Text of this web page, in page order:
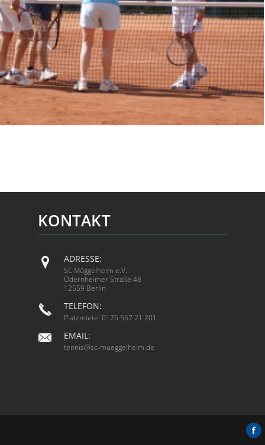
KONTAKT
ADRESSE:
SC Müggelheim e.V.
Odernheimer Straße 48
12559 Berlin
TELEFON:
Platzmiete: 0176 567 21 201
EMAIL:
tennis@sc-mueggelheim.de